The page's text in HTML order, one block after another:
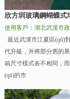
欣方圳玻璃鋼蝴蝶式
使用客戶：湖北武漢市
最近武漢市江夏區(qū)
代升級，并將部分舊的
箱尺寸樣式各不相同，
(qū)的市